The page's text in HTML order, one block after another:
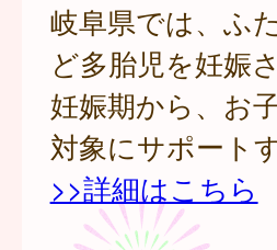
岐阜県では、ふ
ど多胎児を妊娠
妊娠期から、お
対象にサポート
>>詳細はこちら